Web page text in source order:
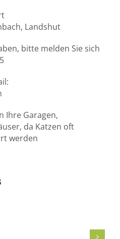
Landshut
bitte melden Sie sich
Ihre Garagen,
da Katzen oft
werden